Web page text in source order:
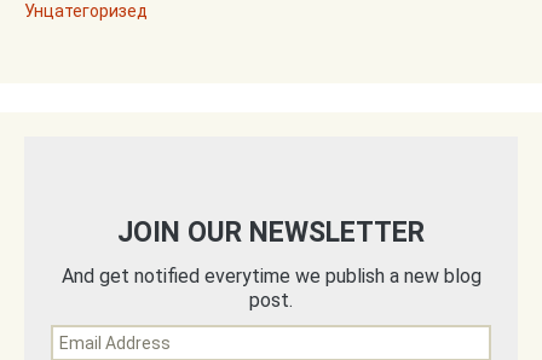
Унцатегоризед
JOIN OUR NEWSLETTER
And get notified everytime we publish a new blog
post.